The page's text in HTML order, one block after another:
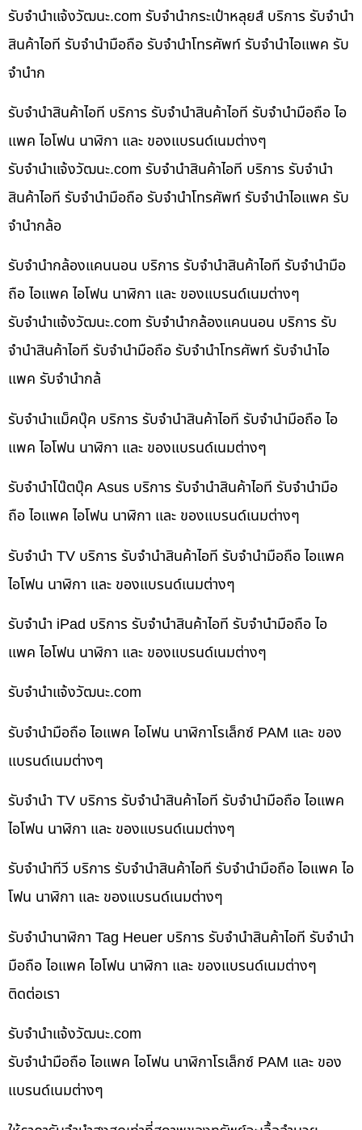
รับจํานําแจ้งวัฒนะ.com รับจำนำกระเป๋าหลุยส์ บริการ รับจำนำ
สินค้าไอที รับจำนำมือถือ รับจำนำโทรศัพท์ รับจำนำไอแพค รับ
จำนำก
รับจำนำสินค้าไอที บริการ รับจำนำสินค้าไอที รับจำนำมือถือ ไอ
แพค ไอโฟน นาฬิกา และ ของแบรนด์เนมต่างๆ
รับจํานําแจ้งวัฒนะ.com รับจำนำสินค้าไอที บริการ รับจำนำ
สินค้าไอที รับจำนำมือถือ รับจำนำโทรศัพท์ รับจำนำไอแพค รับ
จำนำกล้อ
รับจำนำกล้องแคนนอน บริการ รับจำนำสินค้าไอที รับจำนำมือ
ถือ ไอแพค ไอโฟน นาฬิกา และ ของแบรนด์เนมต่างๆ
รับจํานําแจ้งวัฒนะ.com รับจำนำกล้องแคนนอน บริการ รับ
จำนำสินค้าไอที รับจำนำมือถือ รับจำนำโทรศัพท์ รับจำนำไอ
แพค รับจำนำกล้
รับจำนำแม็คบุ๊ค บริการ รับจำนำสินค้าไอที รับจำนำมือถือ ไอ
แพค ไอโฟน นาฬิกา และ ของแบรนด์เนมต่างๆ
รับจำนำโน๊ตบุ๊ค Asus บริการ รับจำนำสินค้าไอที รับจำนำมือ
ถือ ไอแพค ไอโฟน นาฬิกา และ ของแบรนด์เนมต่างๆ
รับจำนำ TV บริการ รับจำนำสินค้าไอที รับจำนำมือถือ ไอแพค
ไอโฟน นาฬิกา และ ของแบรนด์เนมต่างๆ
รับจำนำ iPad บริการ รับจำนำสินค้าไอที รับจำนำมือถือ ไอ
แพค ไอโฟน นาฬิกา และ ของแบรนด์เนมต่างๆ
รับจํานําแจ้งวัฒนะ.com
รับจำนำมือถือ ไอแพค ไอโฟน นาฬิกาโรเล็กซ์ PAM และ ของ
แบรนด์เนมต่างๆ
รับจำนำ TV บริการ รับจำนำสินค้าไอที รับจำนำมือถือ ไอแพค
ไอโฟน นาฬิกา และ ของแบรนด์เนมต่างๆ
รับจำนำทีวี บริการ รับจำนำสินค้าไอที รับจำนำมือถือ ไอแพค ไอ
โฟน นาฬิกา และ ของแบรนด์เนมต่างๆ
รับจำนำนาฬิกา Tag Heuer บริการ รับจำนำสินค้าไอที รับจำนำ
มือถือ ไอแพค ไอโฟน นาฬิกา และ ของแบรนด์เนมต่างๆ
ติดต่อเรา
รับจํานําแจ้งวัฒนะ.com
รับจำนำมือถือ ไอแพค ไอโฟน นาฬิกาโรเล็กซ์ PAM และ ของ
แบรนด์เนมต่างๆ